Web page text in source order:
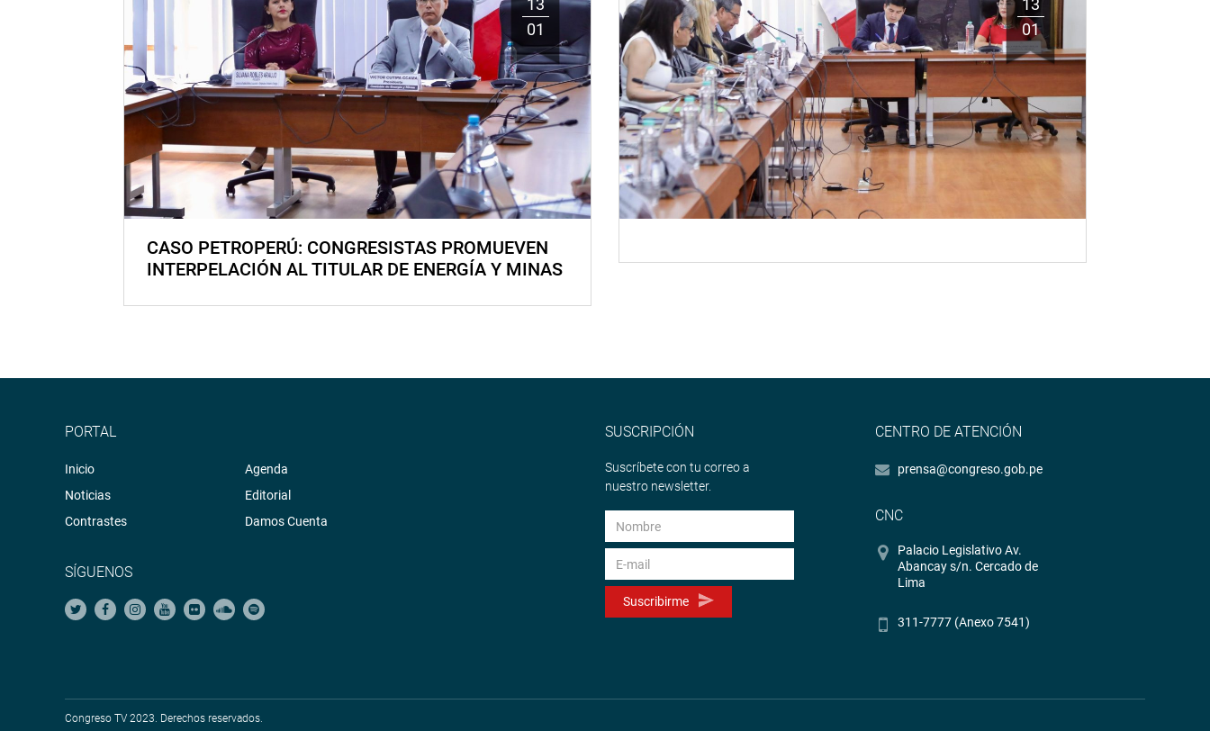
13
01
CASO PETROPERÚ: CONGRESISTAS PROMUEVEN
INTERPELACIÓN AL TITULAR DE ENERGÍA Y MINAS
13
01
PORTAL
Inicio
Noticias
Contrastes
Agenda
Editorial
Damos Cuenta
SÍGUENOS
SUSCRIPCIÓN
Suscríbete con tu correo a
nuestro newsletter.
Suscribirme
CENTRO DE ATENCIÓN
prensa@congreso.gob.pe
CNC
Palacio Legislativo Av.
Abancay s/n. Cercado de
Lima
311-7777 (Anexo 7541)
Congreso TV 2023. Derechos reservados.